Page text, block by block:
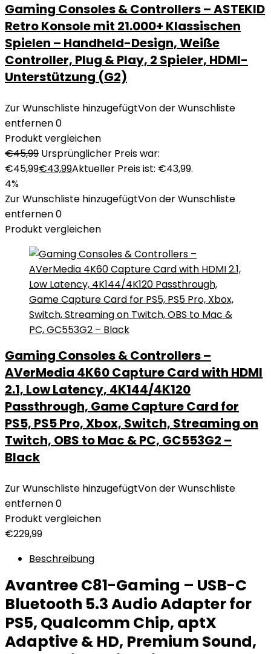
Gaming Consoles & Controllers – ASTEKID
Retro Konsole mit 21.000+ Klassischen
Spielen – Handheld-Design, Weiße
Controller, Plug & Play, 2 Spieler, HDMI-
Unterstützung (G2)
Zur Wunschliste hinzugefügtVon der Wunschliste
entfernen0
Produkt vergleichen
€45,99 Ursprünglicher Preis war:
€45,99€43,99Aktueller Preis ist: €43,99.
4%
Zur Wunschliste hinzugefügtVon der Wunschliste
entfernen0
Produkt vergleichen
Gaming Consoles & Controllers –
AVerMedia 4K60 Capture Card with HDMI
2.1, Low Latency, 4K144/4K120
Passthrough, Game Capture Card for
PS5, PS5 Pro, Xbox, Switch, Streaming on
Twitch, OBS to Mac & PC, GC553G2 –
Black
Zur Wunschliste hinzugefügtVon der Wunschliste
entfernen0
Produkt vergleichen
€229,99
Beschreibung
Avantree C81-Gaming – USB-C
Bluetooth 5.3 Audio Adapter for
PS5, Qualcomm Chip, aptX
Adaptive & HD, Premium Sound,